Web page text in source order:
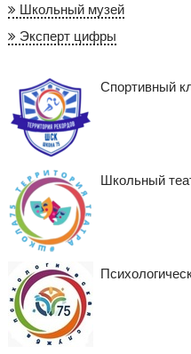
Школьный музей
Эксперт цифры
Спортивный
Школьный